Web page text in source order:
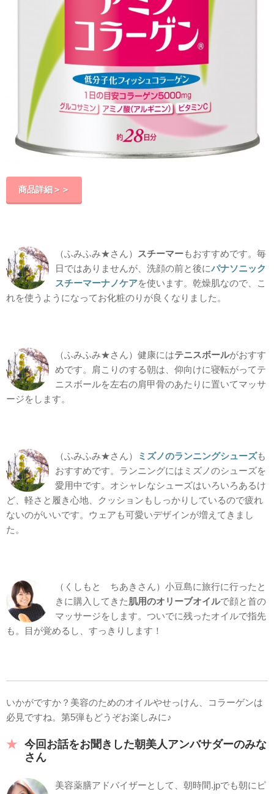
商品詳細＞＞
（ふみふみ★さん） スチーマーもおすすめです。毎
日ではありませんが、洗顔の前と後にパナソニック
スチーマーナノケアを使います。乾燥肌なので、こ
れを使うようになってお化粧のりが良くなりました。
（ふみふみ★さん）健康にはテニスボールがおすす
めです。肩こりのする朝は、仰向けに寝転がってテ
ニスボールを左右の肩甲骨のあたりに置いてマッサ
ージをします。
（ふみふみ★さん） ミズノのランニングシューズも
おすすめです。ランニングにはミズノのシューズを
愛用中です。オシャレなシューズはいろいろあるけ
ど、軽さと履き心地、クッションもしっかりしているので疲れ
ないのがいいです。ウェアも可愛いデザインが増えてきまし
た。
（くしもと ちあきさん）小豆島に旅行に行ったと
きに購入してきた肌用のオリーブオイルで顔と首の
マッサージをします。ついでに残ったオイルで指先
も。目が覚めるし、すっきりします！
いかがですか？美容のためのオイルやせっけん、コラーゲンは
必見ですね。第5弾もどうぞお楽しみに♪
今回お話をお聞きした朝美人アンバサダーのみな
さん
美容薬膳アドバイザーとして、朝時間.jpでも朝にピ